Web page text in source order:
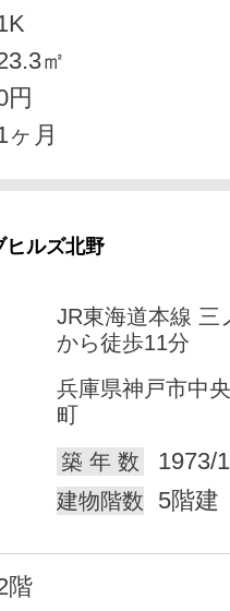
㎡
円
ヶ月
ヒルズ北野
JR東海道本線 三
から徒歩11分
兵庫県神戸市中
町
築 年 数
1973/
建物階数 5階建
階